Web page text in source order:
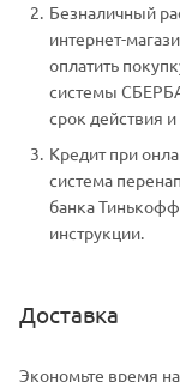
Безналичный
интернет-
оплатить
системы
срок действия
Кредит при
система
банка
инструкции.
Доставка
Экономьте время